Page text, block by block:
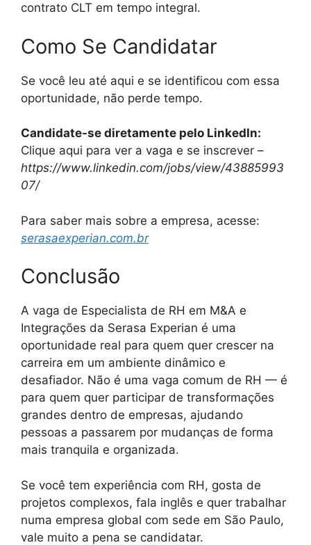
contrato CLT em tempo integral.
Como Se Candidatar
Se você leu até aqui e se identificou com essa
oportunidade, não perde tempo.
Candidate-se diretamente pelo LinkedIn:
Clique aqui para ver a vaga e se inscrever –
https://www.linkedin.com/jobs/view/43885993
07/
Para saber mais sobre a empresa, acesse:
serasaexperian.com.br
Conclusão
A vaga de Especialista de RH em M&A e
Integrações da Serasa Experian é uma
oportunidade real para quem quer crescer na
carreira em um ambiente dinâmico e
desafiador. Não é uma vaga comum de RH — é
para quem quer participar de transformações
grandes dentro de empresas, ajudando
pessoas a passarem por mudanças de forma
mais tranquila e organizada.
Se você tem experiência com RH, gosta de
projetos complexos, fala inglês e quer trabalhar
numa empresa global com sede em São Paulo,
vale muito a pena se candidatar.